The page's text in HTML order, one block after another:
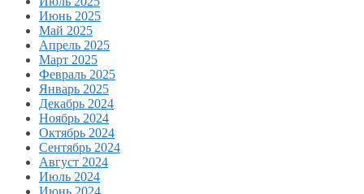
Июнь 2025
Май 2025
Апрель 2025
Март 2025
Февраль 2025
Январь 2025
Декабрь 2024
Ноябрь 2024
Октябрь 2024
Сентябрь 2024
Август 2024
Июль 2024
Июнь 2024